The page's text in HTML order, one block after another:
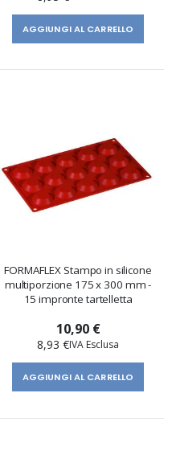
AGGIUNGI AL CARRELLO
FORMAFLEX Stampo in silicone
multiporzione 175 x 300 mm -
15 impronte tartelletta
10,90 €
8,93 €
AGGIUNGI AL CARRELLO